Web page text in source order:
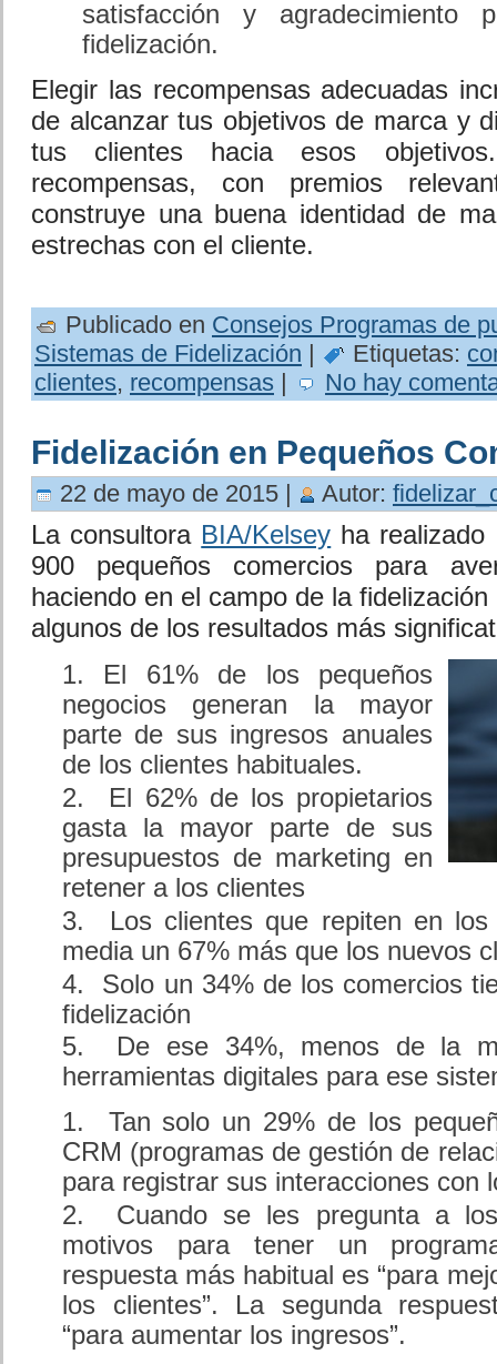
satisfacción y agradecimiento
fidelización.
Elegir las recompensas adecuadas
de alcanzar tus objetivos de marca y
tus clientes hacia esos
recompensas, con premios
construye una buena identidad de
estrechas con el cliente.
Publicado en Consejos Programas de
Sistemas de Fidelización
Etiquetas:
clientes, recompensas No hay
Fidelización en Pequeños
22 de mayo de 2015 | Autor:
La consultora BIA/Kelsey ha realizado
900 pequeños comercios para
haciendo en el campo de la
algunos de los resultados más
El 61% de los pequeños
negocios generan la mayor
parte de sus ingresos anuales
de los clientes habituales.
El 62% de los propietarios
gasta la mayor parte de sus
presupuestos de marketing en
retener a los clientes
Los clientes que repiten en
media un 67% más que los nuevos
Solo un 34% de los comercios
fidelización
De ese 34%, menos de la
herramientas digitales para ese
Tan solo un 29% de los
CRM (programas de gestión de
para registrar sus interacciones con
Cuando se les pregunta a
motivos para tener un
respuesta más habitual es “para
los clientes”. La segunda
“para aumentar los ingresos”.